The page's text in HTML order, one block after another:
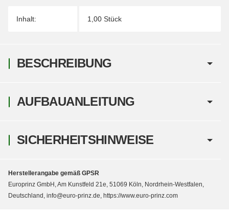
Inhalt: 1,00 Stück
BESCHREIBUNG
AUFBAUANLEITUNG
SICHERHEITSHINWEISE
Herstellerangabe gemäß GPSR
Europrinz GmbH, Am Kunstfeld 21e, 51069 Köln, Nordrhein-Westfalen,
Deutschland, info@euro-prinz.de, https://www.euro-prinz.com